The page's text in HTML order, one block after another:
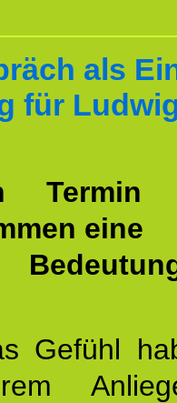
als
für
eine
Gefühl